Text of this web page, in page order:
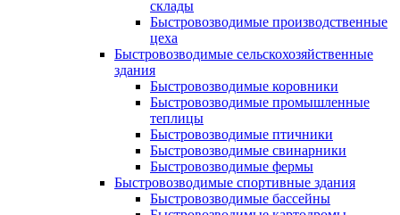
склады
Быстровозводимые производственные
цеха
Быстровозводимые сельскохозяйственные
здания
Быстровозводимые коровники
Быстровозводимые промышленные
теплицы
Быстровозводимые птичники
Быстровозводимые свинарники
Быстровозводимые фермы
Быстровозводимые спортивные здания
Быстровозводимые бассейны